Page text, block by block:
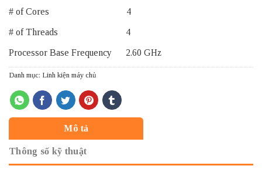
# of Cores 4
# of Threads 4
Processor Base Frequency 2.60 GHz
Danh mục: Linh kiện máy chủ
Mô tả
Thông số kỹ thuật